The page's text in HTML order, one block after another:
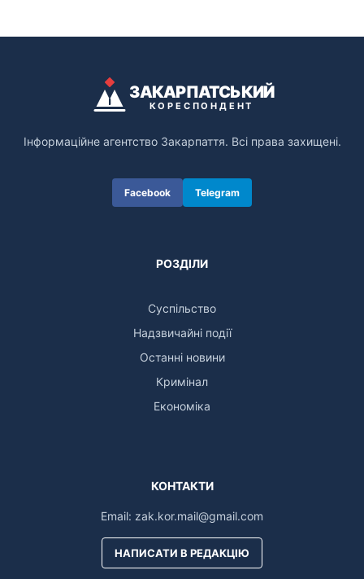
ЗАКАРПАТСЬКИЙ
КОРЕСПОНДЕНТ
Інформаційне агентство Закарпаття. Всі права захищені.
Facebook Telegram
РОЗДІЛИ
Суспільство
Надзвичайні події
Останні новини
Кримінал
Економіка
КОНТАКТИ
Email: zak.kor.mail@gmail.com
НАПИСАТИ В РЕДАКЦІЮ